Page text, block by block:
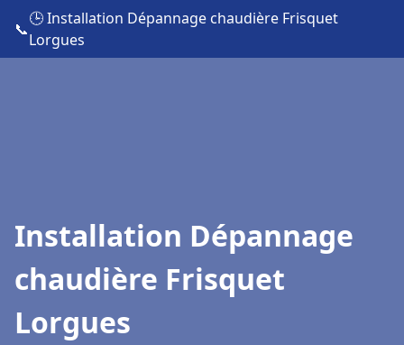
📞
🕒 Installation Dépannage chaudière Frisquet
Lorgues
Installation Dépannage
chaudière Frisquet
Lorgues